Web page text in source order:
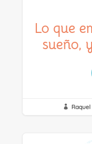
Lo que
sueño,
